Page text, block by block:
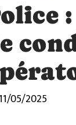
11/05/2025